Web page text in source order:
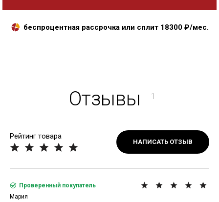
беспроцентная рассрочка или сплит 18300₽/мес.
Отзывы 1
Рейтинг товара
НАПИСАТЬ ОТЗЫВ
Проверенный покупатель
Мария